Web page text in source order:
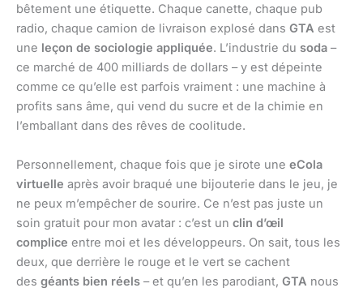
bêtement une étiquette. Chaque canette, chaque pub
radio, chaque camion de livraison explosé dans GTA est
une leçon de sociologie appliquée. L’industrie du soda –
ce marché de 400 milliards de dollars – y est dépeinte
comme ce qu’elle est parfois vraiment : une machine à
profits sans âme, qui vend du sucre et de la chimie en
l’emballant dans des rêves de coolitude.
Personnellement, chaque fois que je sirote une eCola
virtuelle après avoir braqué une bijouterie dans le jeu, je
ne peux m’empêcher de sourire. Ce n’est pas juste un
soin gratuit pour mon avatar : c’est un clin d’œil
complice entre moi et les développeurs. On sait, tous les
deux, que derrière le rouge et le vert se cachent
des géants bien réels – et qu’en les parodiant, GTA nous